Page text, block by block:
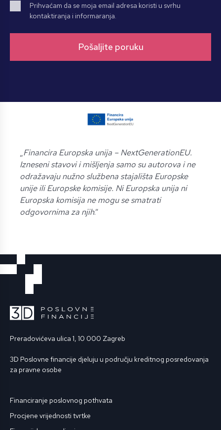
Prihvaćam da se moja email adresa koristi u svrhu
kontaktiranja i informaranja.
„Financira Europska unija – NextGenerationEU.
Izneseni stavovi i mišljenja samo su autorova i ne
odražavaju nužno službena stajališta Europske
unije ili Europske komisije. Ni Europska unija ni
Europska komisija ne mogu se smatrati
odgovornima za njih.”
Preradovićeva ulica 1, 10 000 Zagreb
3D Poslovne financije djeluju u području kreditnog posredovanja
za pravne osobe
Financiranje poslovnog pothvata
Procjene vrijednosti tvrtke